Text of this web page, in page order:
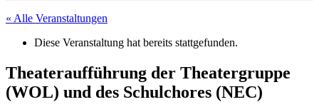
« Alle Veranstaltungen
Diese Veranstaltung hat bereits stattgefunden.
Theateraufführung der Theatergruppe
(WOL) und des Schulchores (NEC)